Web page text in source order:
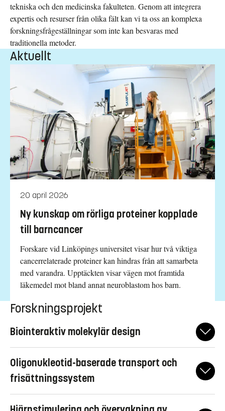
tekniska och den medicinska fakulteten. Genom att integrera
expertis och resurser från olika fält kan vi ta oss an komplexa
forskningsfrågeställningar som inte kan besvaras med
traditionella metoder.
Aktuellt
20 april 2026
Ny kunskap om rörliga proteiner kopplade
till barncancer
Forskare vid Linköpings universitet visar hur två viktiga
cancerrelaterade proteiner kan hindras från att samarbeta
med varandra. Upptäckten visar vägen mot framtida
läkemedel mot bland annat neuroblastom hos barn.
Forskningsprojekt
Biointeraktiv molekylär design
komplexa system av proteiner med hög grad av strukturell
oordning har visat sig vara mycket svårt. Till stor del beror detta
Oligonukleotid-baserade transport och
frisättningssystem